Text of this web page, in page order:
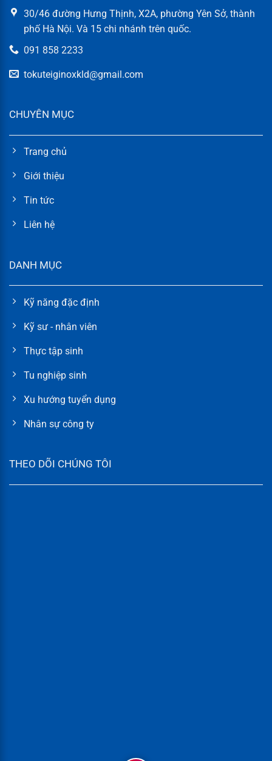
30/46 đường Hưng Thịnh, X2A, phường Yên Sở, thành
phố Hà Nội. Và 15 chi nhánh trên quốc.
091 858 2233
tokuteiginoxkld@gmail.com
CHUYÊN MỤC
Trang chủ
Giới thiệu
Tin tức
Liên hệ
DANH MỤC
Kỹ năng đặc định
Kỹ sư - nhân viên
Thực tập sinh
Tu nghiệp sinh
Xu hướng tuyển dụng
Nhân sự công ty
THEO DÕI CHÚNG TÔI